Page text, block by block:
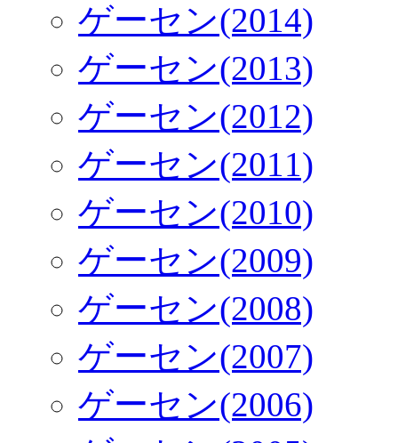
ゲーセン(2014)
ゲーセン(2013)
ゲーセン(2012)
ゲーセン(2011)
ゲーセン(2010)
ゲーセン(2009)
ゲーセン(2008)
ゲーセン(2007)
ゲーセン(2006)